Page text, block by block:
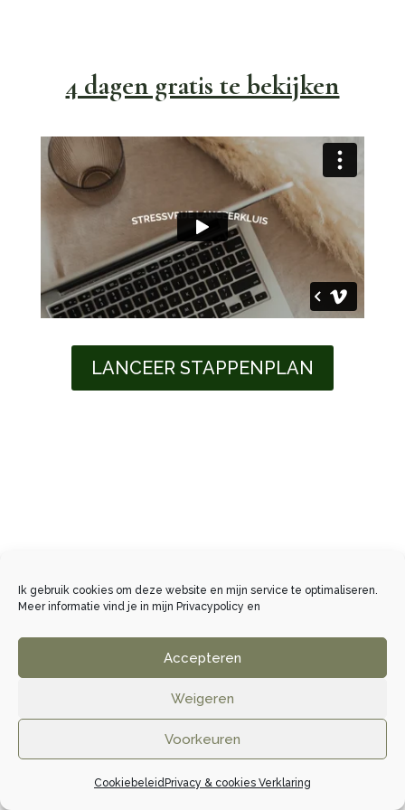
Ik gebruik cookies om deze website en mijn service te optimaliseren.
Meer informatie vind je in mijn Privacypolicy en
Accepteren
Weigeren
Voorkeuren
CookiebeleidPrivacy & cookies Verklaring
4 dagen gratis te bekijken
LANCEER STAPPENPLAN